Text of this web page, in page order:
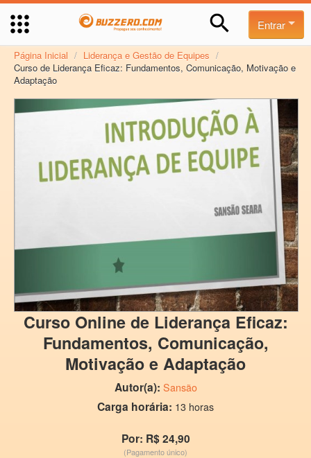
Entrar
Página Inicial / Liderança e Gestão de Equipes /
Curso de Liderança Eficaz: Fundamentos, Comunicação, Motivação e
Adaptação
Curso Online de Liderança Eficaz:
Fundamentos, Comunicação,
Motivação e Adaptação
Autor(a): Sansão
Carga horária: 13 horas
Por: R$ 24,90
(Pagamento único)